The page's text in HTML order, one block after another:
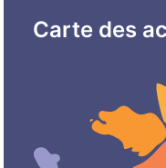
Carte des